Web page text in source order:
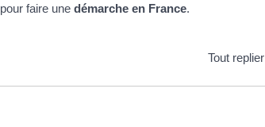
pour faire une démarche en France.
Tout replier